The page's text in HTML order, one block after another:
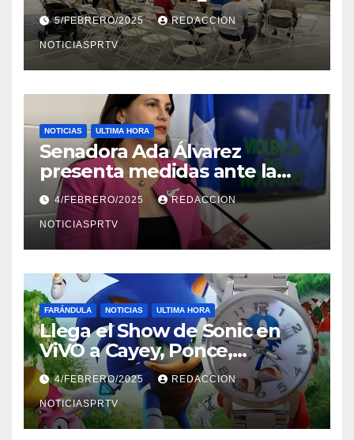
Reparto Metropolitano
5/FEBRERO/2025 REDACCION
NOTICIASPRTV
NOTICIAS ULTIMA HORA
Senadora Ada Álvarez
presenta medidas ante la
violencia en el noviazgo
4/FEBRERO/2025 REDACCION
NOTICIASPRTV
FARÁNDULA NOTICIAS ULTIMA HORA
Llega el Show de Sonic en
ViVO a Cayey, Ponce,
Barceloneta y Humacao,
Relojes gratis para el que
compre ahora….
4/FEBRERO/2025 REDACCION
NOTICIASPRTV